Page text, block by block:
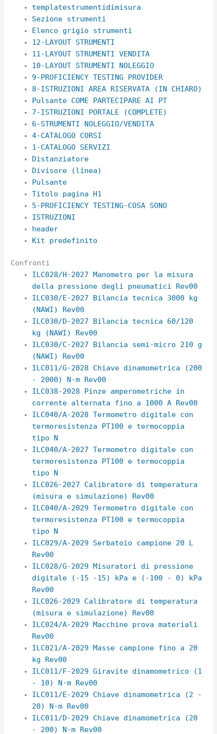
templatestrumentidimisura
Sezione strumenti
Elenco grigio strumenti
12-LAYOUT STRUMENTI
11-LAYOUT STRUMENTI VENDITA
10-LAYOUT STRUMENTI NOLEGGIO
9-PROFICIENCY TESTING PROVIDER
8-ISTRUZIONI AREA RISERVATA (IN CHIARO)
Pulsante COME PARTECIPARE AI PT
7-ISTRUZIONI PORTALE (COMPLETE)
6-STRUMENTI NOLEGGIO/VENDITA
4-CATALOGO CORSI
1-CATALOGO SERVIZI
Distanziatore
Divisore (linea)
Pulsante
Titolo pagina H1
5-PROFICIENCY TESTING-COSA SONO
ISTRUZIONI
header
Kit predefinito
Confronti
ILC028/H-2027 Manometro per la misura
della pressione degli pneumatici Rev00
ILC030/E-2027 Bilancia tecnica 3000 kg
(NAWI) Rev00
ILC030/D-2027 Bilancia tecnica 60/120
kg (NAWI) Rev00
ILC030/C-2027 Bilancia semi-micro 210 g
(NAWI) Rev00
ILC011/G-2028 Chiave dinamometrica (200
- 2000) N·m Rev00
ILC038-2028 Pinze amperometriche in
corrente alternata fino a 1000 A Rev00
ILC040/A-2028 Termometro digitale con
termoresistenza PT100 e termocoppia
tipo N
ILC040/A-2027 Termometro digitale con
termoresistenza PT100 e termocoppia
tipo N
ILC026-2027 Calibratore di temperatura
(misura e simulazione) Rev00
ILC040/A-2029 Termometro digitale con
termoresistenza PT100 e termocoppia
tipo N
ILC029/A-2029 Serbatoio campione 20 L
Rev00
ILC028/G-2029 Misuratori di pressione
digitale (-15 -15) kPa e (-100 - 0) kPa
Rev00
ILC026-2029 Calibratore di temperatura
(misura e simulazione) Rev00
ILC024/A-2029 Macchine prova materiali
Rev00
ILC021/A-2029 Masse campione fino a 20
kg Rev00
ILC011/F-2029 Giravite dinamometrico (1
- 10) N·m Rev00
ILC011/E-2029 Chiave dinamometrica (2 -
20) N·m Rev00
ILC011/D-2029 Chiave dinamometrica (20
- 200) N·m Rev00